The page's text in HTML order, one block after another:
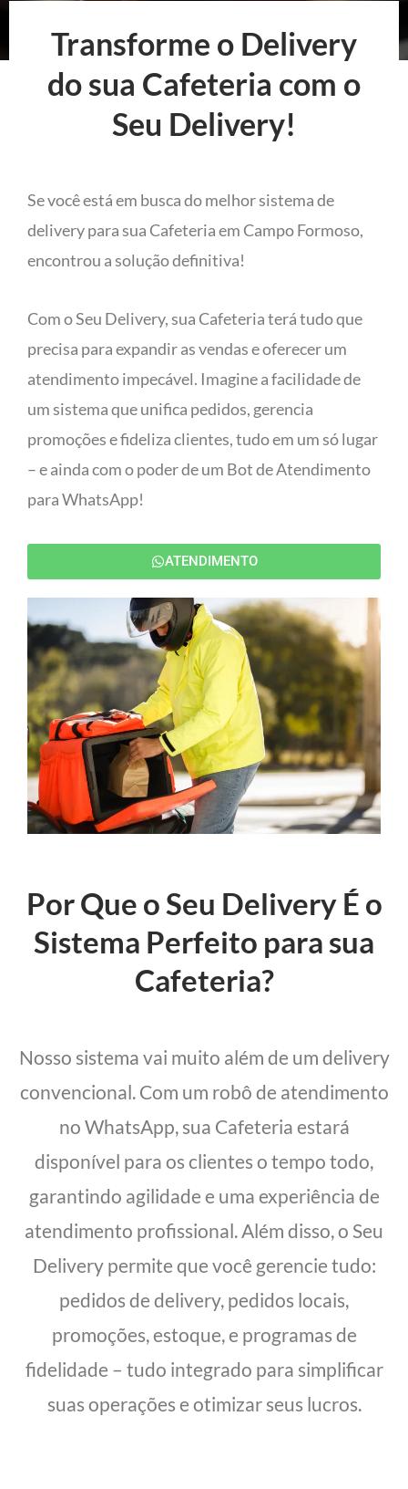
Transforme o Delivery
do sua Cafeteria com o
Seu Delivery!
Se você está em busca do melhor sistema de
delivery para sua Cafeteria em Campo Formoso,
encontrou a solução definitiva!
Com o Seu Delivery, sua Cafeteria terá tudo que
precisa para expandir as vendas e oferecer um
atendimento impecável. Imagine a facilidade de
um sistema que unifica pedidos, gerencia
promoções e fideliza clientes, tudo em um só lugar
– e ainda com o poder de um Bot de Atendimento
para WhatsApp!
ATENDIMENTO
Por Que o Seu Delivery É o
Sistema Perfeito para sua
Cafeteria?
Nosso sistema vai muito além de um delivery
convencional. Com um robô de atendimento
no WhatsApp, sua Cafeteria estará
disponível para os clientes o tempo todo,
garantindo agilidade e uma experiência de
atendimento profissional. Além disso, o Seu
Delivery permite que você gerencie tudo:
pedidos de delivery, pedidos locais,
promoções, estoque, e programas de
fidelidade – tudo integrado para simplificar
suas operações e otimizar seus lucros.